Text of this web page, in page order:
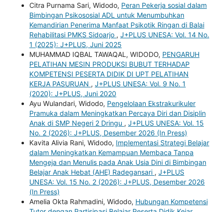
Citra Purnama Sari, Widodo, Peran Pekerja sosial dalam
Bimbingan Psikososial ADL untuk Menumbuhkan
Kemandirian Penerima Manfaat Psikotik Ringan di Balai
Rehabilitasi PMKS Sidoarjo , J+PLUS UNESA: Vol. 14 No.
1 (2025): J+PLUS, Juni 2025
MUHAMMAD IQBAL TAWAQAL, WIDODO, PENGARUH
PELATIHAN MESIN PRODUKSI BUBUT TERHADAP
KOMPETENSI PESERTA DIDIK DI UPT PELATIHAN
KERJA PASURUAN , J+PLUS UNESA: Vol. 9 No. 1
(2020): J+PLUS, Juni 2020
Ayu Wulandari, Widodo, Pengelolaan Ekstrakurikuler
Pramuka dalam Meningkatkan Percaya Diri dan Disiplin
Anak di SMP Negeri 2 Dringu , J+PLUS UNESA: Vol. 15
No. 2 (2026): J+PLUS, Desember 2026 (In Press)
Kavita Alivia Rani, Widodo, Implementasi Strategi Belajar
dalam Meningkatkan Kemampuan Membaca Tanpa
Mengeja dan Menulis pada Anak Usia Dini di Bimbingan
Belajar Anak Hebat (AHE) Radegansari , J+PLUS
UNESA: Vol. 15 No. 2 (2026): J+PLUS, Desember 2026
(In Press)
Amelia Okta Rahmadini, Widodo, Hubungan Kompetensi